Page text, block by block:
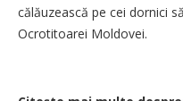
călăuzească pe cei dornici
Ocrotitoarei Moldovei.